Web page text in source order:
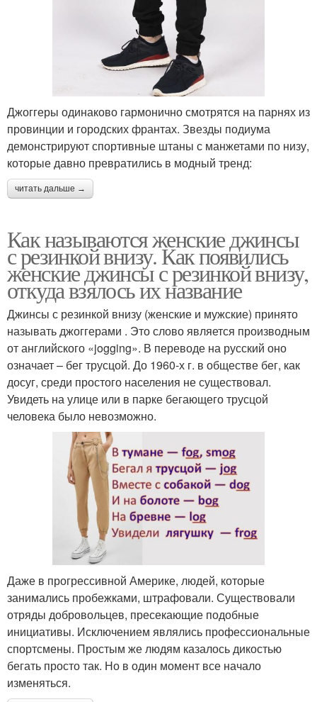
Джоггеры одинаково гармонично смотрятся на парнях из
провинции и городских франтах. Звезды подиума
демонстрируют спортивные штаны с манжетами по низу,
которые давно превратились в модный тренд:
читать дальше →
Как называются женские джинсы
с резинкой внизу. Как появились
женские джинсы с резинкой внизу,
откуда взялось их название
Джинсы с резинкой внизу (женские и мужские) принято
называть джоггерами . Это слово является производным
от английского «jogging». В переводе на русский оно
означает – бег трусцой. До 1960-х г. в обществе бег, как
досуг, среди простого населения не существовал.
Увидеть на улице или в парке бегающего трусцой
человека было невозможно.
Даже в прогрессивной Америке, людей, которые
занимались пробежками, штрафовали. Существовали
отряды добровольцев, пресекающие подобные
инициативы. Исключением являлись профессиональные
спортсмены. Простым же людям казалось дикостью
бегать просто так. Но в один момент все начало
изменяться.